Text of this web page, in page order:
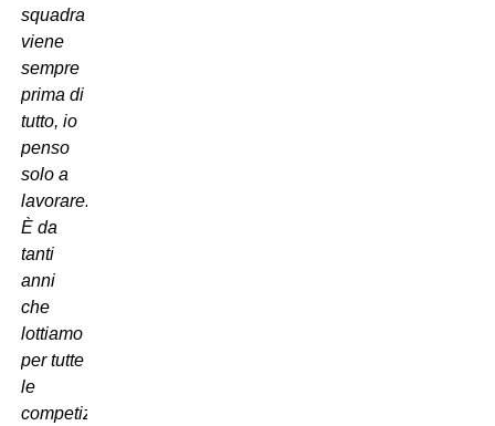
squadra
viene
sempre
prima di
tutto, io
penso
solo a
lavorare.
È da
tanti
anni
che
lottiamo
per tutte
le
competizioni,